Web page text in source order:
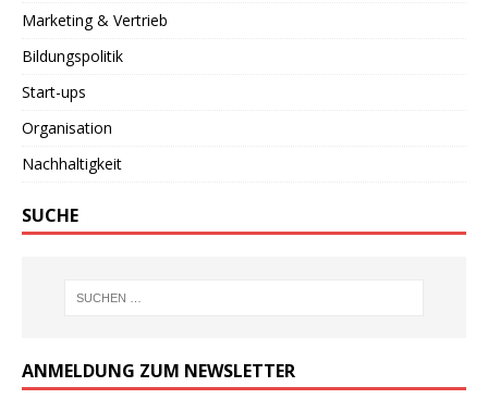
Marketing & Vertrieb
Bildungspolitik
Start-ups
Organisation
Nachhaltigkeit
SUCHE
ANMELDUNG ZUM NEWSLETTER